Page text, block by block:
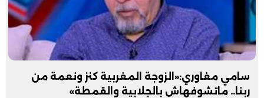
سامي مغاوري:«الزوجة المغربية كنز ونعمة من
ربنا.. ماتشوفهاش بالجلابية والقمطة»